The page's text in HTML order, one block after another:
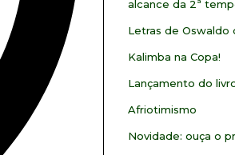
alcance da 2ª
Letras de Oswaldo
Kalimba na Copa!
Lançamento do
Afriotimismo
Novidade: ouça o